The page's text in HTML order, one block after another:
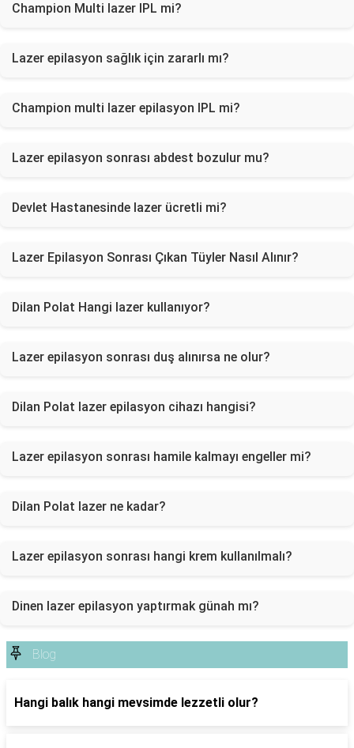
Champion Multi lazer IPL mi?
Lazer epilasyon sağlık için zararlı mı?
Champion multi lazer epilasyon IPL mi?
Lazer epilasyon sonrası abdest bozulur mu?
Devlet Hastanesinde lazer ücretli mi?
Lazer Epilasyon Sonrası Çıkan Tüyler Nasıl Alınır?
Dilan Polat Hangi lazer kullanıyor?
Lazer epilasyon sonrası duş alınırsa ne olur?
Dilan Polat lazer epilasyon cihazı hangisi?
Lazer epilasyon sonrası hamile kalmayı engeller mi?
Dilan Polat lazer ne kadar?
Lazer epilasyon sonrası hangi krem kullanılmalı?
Dinen lazer epilasyon yaptırmak günah mı?
Blog
Hangi balık hangi mevsimde lezzetli olur?